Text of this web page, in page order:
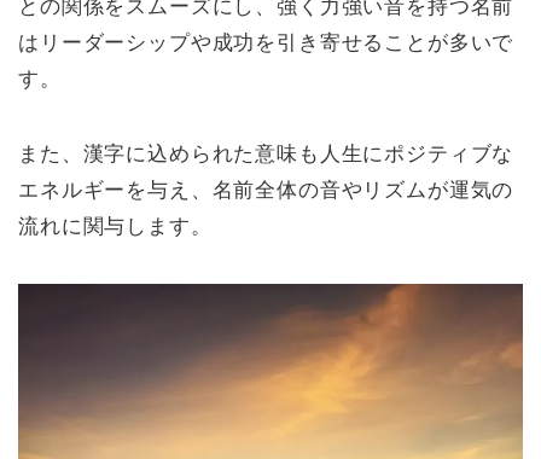
との関係をスムーズにし、強く力強い音を持つ名前
はリーダーシップや成功を引き寄せることが多いで
す。
また、漢字に込められた意味も人生にポジティブな
エネルギーを与え、名前全体の音やリズムが運気の
流れに関与します。